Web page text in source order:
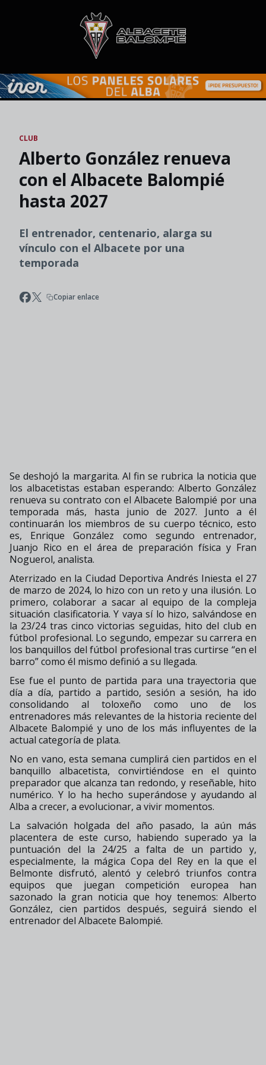
Skip to main content
CLUB
Alberto González renueva
con el Albacete Balompié
hasta 2027
El entrenador, centenario, alarga su
vínculo con el Albacete por una
temporada
Copiar enlace
Se deshojó la margarita. Al fin se rubrica la noticia que
los albacetistas estaban esperando: Alberto González
renueva su contrato con el Albacete Balompié por una
temporada más, hasta junio de 2027. Junto a él
continuarán los miembros de su cuerpo técnico, esto
es, Enrique González como segundo entrenador,
Juanjo Rico en el área de preparación física y Fran
Noguerol, analista.
Aterrizado en la Ciudad Deportiva Andrés Iniesta el 27
de marzo de 2024, lo hizo con un reto y una ilusión. Lo
primero, colaborar a sacar al equipo de la compleja
situación clasificatoria. Y vaya sí lo hizo, salvándose en
la 23/24 tras cinco victorias seguidas, hito del club en
fútbol profesional. Lo segundo, empezar su carrera en
los banquillos del fútbol profesional tras curtirse “en el
barro” como él mismo definió a su llegada.
Ese fue el punto de partida para una trayectoria que
día a día, partido a partido, sesión a sesión, ha ido
consolidando al toloxeño como uno de los
entrenadores más relevantes de la historia reciente del
Albacete Balompié y uno de los más influyentes de la
actual categoría de plata.
No en vano, esta semana cumplirá cien partidos en el
banquillo albacetista, convirtiéndose en el quinto
preparador que alcanza tan redondo, y reseñable, hito
numérico. Y lo ha hecho superándose y ayudando al
Alba a crecer, a evolucionar, a vivir momentos.
La salvación holgada del año pasado, la aún más
placentera de este curso, habiendo superado ya la
puntuación del la 24/25 a falta de un partido y,
especialmente, la mágica Copa del Rey en la que el
Belmonte disfrutó, alentó y celebró triunfos contra
equipos que juegan competición europea han
sazonado la gran noticia que hoy tenemos: Alberto
González, cien partidos después, seguirá siendo el
entrenador del Albacete Balompié.